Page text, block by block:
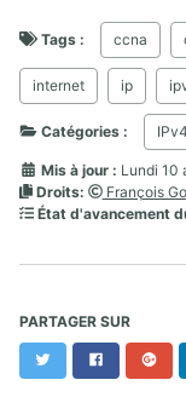
Tags : ccna
internet ip
Catégories : IPv4
Mis à jour : Lundi 10
Droits:
François
État d'avancement
PARTAGER SUR
Twitter Facebook